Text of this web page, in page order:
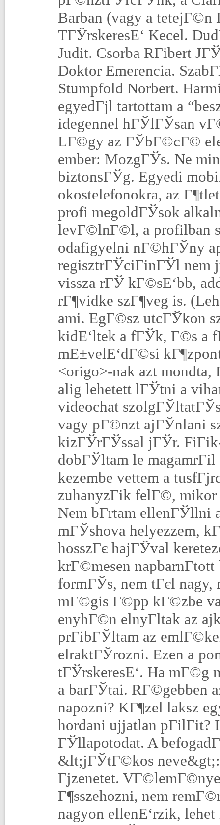
Barban (vagy a tetejГ©n
TГЎrskeresЕ‘ Kecel.
Judit. Csorba RГіbert
Doktor Emerencia.
Stumpfold Norbert.
egyedГјl tartottam a
idegennel hГЎlГЎsan
LГ©gy az ГЎbГ©cГ©
ember: MozgГЎs. Ne
biztonsГЎg. Egyedi
okostelefonokra, az
profi megoldГЎsok
levГ©lnГ©l, a profilban
odafigyelni nГ©hГЎny
regisztrГЎciГіnГЎl nem
vissza rГЎ kГ©sЕ‘bb,
rГ¶vidke szГ¶veg is.
ami. EgГ©sz utcГЎkon
kidЕ‘ltek a fГЎk, Г©s a
mЕ±velЕ‘dГ©si
<origo>-nak azt
alig lehetett lГЎtni a
videochat
vagy pГ©nzt ajГЎnlani
kizГЎrГЎssal jГЎr.
dobГЎltam le
kezembe vettem a
zuhanyzГіk felГ©,
Nem bГ­rtam ellenГЎllni
mГЎshova helyezzem,
hosszГє hajГЎval
krГ©mesen
formГЎs, nem tГєl nagy,
mГ©gis Г©pp kГ©zbe
enyhГ©n elnyГ­ltak az
prГіbГЎltam az
elraktГЎrozni. Ezen a
tГЎrskeresЕ‘. Ha mГ©g
a barГЎtai. RГ©gebben
napozni? KГ¶zel laksz
hordani ujjatlan
ГЎllapotodat. A
&lt;jГЎtГ©kos
Гјzenetet.
Г¶sszehozni, nem
nagyon ellenЕ‘rzik,